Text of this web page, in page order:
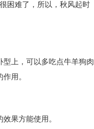
困难了，所以，秋风起时
上，可以多吃点牛羊狗肉
用。
果方能使用。